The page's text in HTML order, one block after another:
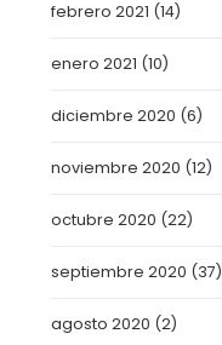
febrero 2021 (14)
enero 2021 (10)
diciembre 2020 (6)
noviembre 2020 (12)
octubre 2020 (22)
septiembre 2020 (37)
agosto 2020 (2)